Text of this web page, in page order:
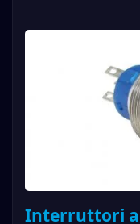
Interruttori a